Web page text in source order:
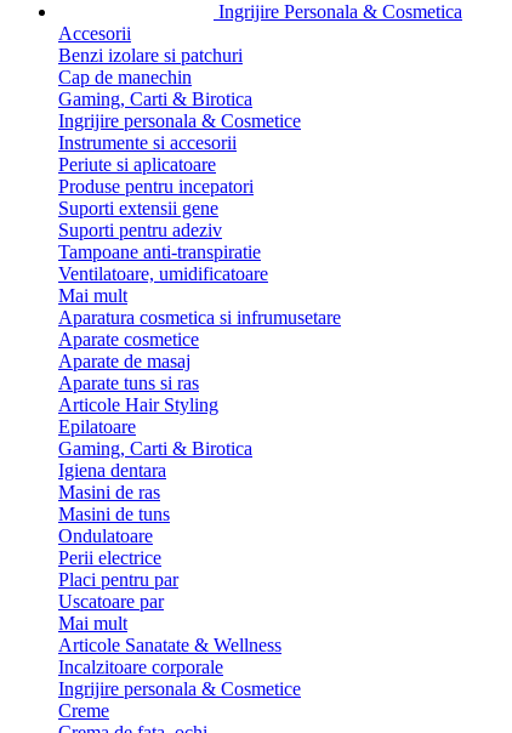
Ingrijire Personala & Cosmetica
Accesorii
Benzi izolare si patchuri
Cap de manechin
Gaming, Carti & Birotica
Ingrijire personala & Cosmetice
Instrumente si accesorii
Periute si aplicatoare
Produse pentru incepatori
Suporti extensii gene
Suporti pentru adeziv
Tampoane anti-transpiratie
Ventilatoare, umidificatoare
Mai mult
Aparatura cosmetica si infrumusetare
Aparate cosmetice
Aparate de masaj
Aparate tuns si ras
Articole Hair Styling
Epilatoare
Gaming, Carti & Birotica
Igiena dentara
Masini de ras
Masini de tuns
Ondulatoare
Perii electrice
Placi pentru par
Uscatoare par
Mai mult
Articole Sanatate & Wellness
Incalzitoare corporale
Ingrijire personala & Cosmetice
Creme